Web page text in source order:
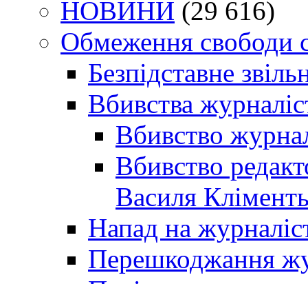
НОВИНИ (29 616)
Обмеження свободи
Безпідставне
Вбивства
Вбивство
Вбивство
Василя
Напад на
Перешкоджання